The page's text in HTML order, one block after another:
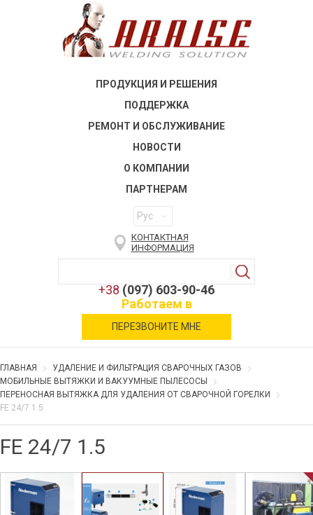
ПРОДУКЦИЯ И РЕШЕНИЯ
ПОДДЕРЖКА
РЕМОНТ И ОБСЛУЖИВАНИЕ
НОВОСТИ
О КОМПАНИИ
ПАРТНЕРАМ
Рус
КОНТАКТНАЯ
ИНФОРМАЦИЯ
+38 (097) 603-90-46
Работаем в
военное время
ПЕРЕЗВОНИТЕ МНЕ
ГЛАВНАЯ
УДАЛЕНИЕ И ФИЛЬТРАЦИЯ СВАРОЧНЫХ ГАЗОВ
МОБИЛЬНЫЕ ВЫТЯЖКИ И ВАКУУМНЫЕ ПЫЛЕСОСЫ
ПЕРЕНОСНАЯ ВЫТЯЖКА ДЛЯ УДАЛЕНИЯ ОТ СВАРОЧНОЙ ГОРЕЛКИ
FE 24/7 1.5
FE 24/7 1.5